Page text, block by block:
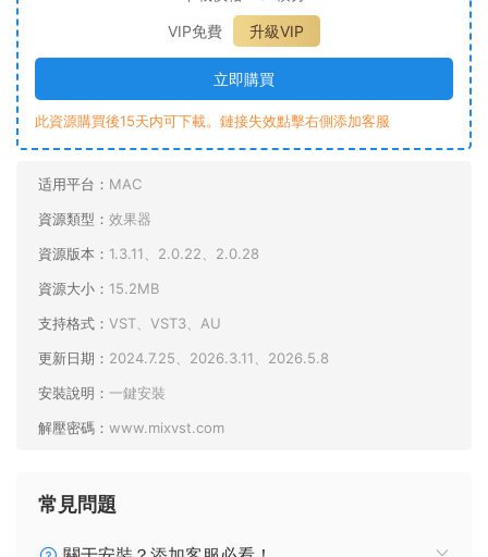
VIP免費
升級VIP
立即購買
此資源購買後15天内可下載。鏈接失效點擊右側添加客服
适用平台： MAC
資源類型： 效果器
資源版本： 1.3.11、2.0.22、2.0.28
資源大小： 15.2MB
支持格式： VST、VST3、AU
更新日期： 2024.7.25、2026.3.11、2026.5.8
安裝說明： 一鍵安裝
解壓密碼： www.mixvst.com
常見問題